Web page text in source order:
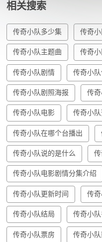
相关搜索
传奇小队多少集 传奇
传奇小队主题曲 传奇
传奇小队剧情 传奇小
传奇小队剧照海报 传
传奇小队电影 传奇小
传奇小队在哪个台播出
传奇小队说的是什么
传奇小队电影剧情分集介绍
传奇小队更新时间 传
传奇小队结局 传奇小
传奇小队票房 传奇小